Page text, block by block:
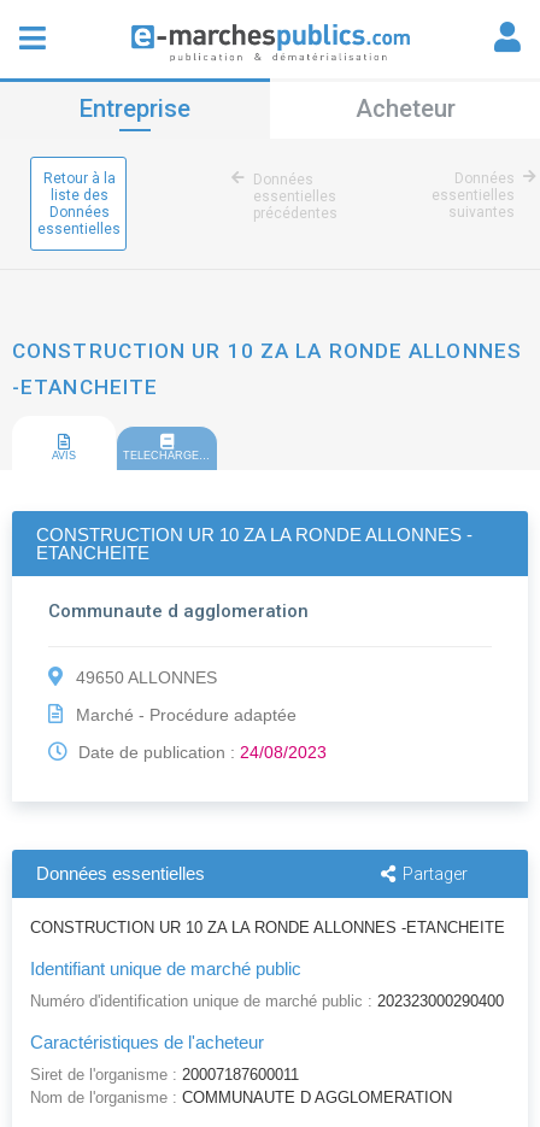
Entreprise Acheteur
Retour à la
liste des
Données
essentielles
Données
essentielles
précédentes
Données
essentielles
suivantes
CONSTRUCTION UR 10 ZA LA RONDE ALLONNES
-ETANCHEITE
AVIS TELECHARGEMENT
CONSTRUCTION UR 10 ZA LA RONDE ALLONNES -
ETANCHEITE
Communaute d agglomeration
49650 ALLONNES
Marché - Procédure adaptée
Date de publication : 24/08/2023
Données essentielles Partager
CONSTRUCTION UR 10 ZA LA RONDE ALLONNES -ETANCHEITE
Identifiant unique de marché public
Numéro d'identification unique de marché public : 202323000290400
Caractéristiques de l'acheteur
Siret de l'organisme : 20007187600011
Nom de l'organisme : COMMUNAUTE D AGGLOMERATION